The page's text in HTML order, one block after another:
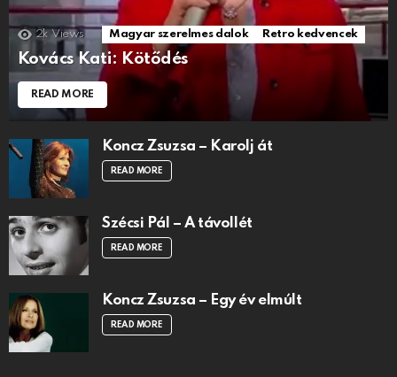
2k Views Magyar szerelmes dalok Retro kedvencek
Kovács Kati: Kötődés
READ MORE
Koncz Zsuzsa – Karolj át
READ MORE
Szécsi Pál – A távollét
READ MORE
Koncz Zsuzsa – Egy év elmúlt
READ MORE